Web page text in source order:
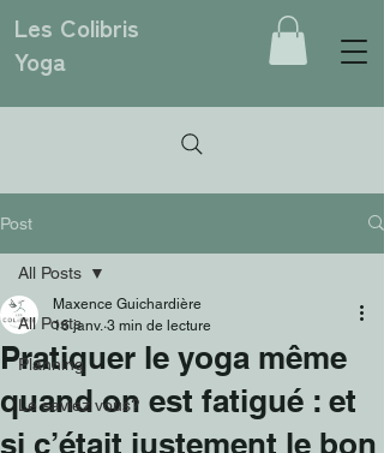
Les Colibris
Yoga
Post
All Posts
Planning
Le saviez vous?
All Posts
Pratiquer le yoga même
quand on est fatigué : et
si c’était justement le bon
Maxence Guichardière
16 janv. 3 min de lecture